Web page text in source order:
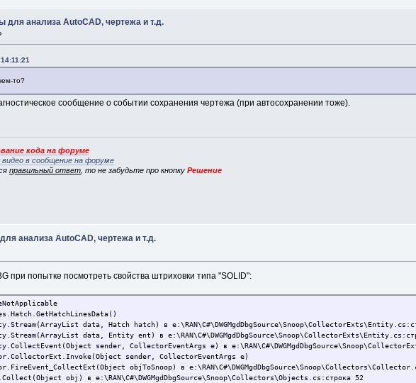
для анализа AutoCAD, чертежа и т.д.
то?
сообщение о событии сохранения чертежа (при автосохранении тоже).
кода на форуме
видео в сообщение на форуме
правильный ответ , то не забудьте про кнопкуРешение
анализа AutoCAD, чертежа и т.д.
при попытке посмотреть свойства штриховки типа "SOLID":
data, Hatch hatch) в
data, Entity ent) в
sender, CollectorEventArgs e) в
sender, CollectorEventArgs e)
objToSnoop) в
obj) в e:\RAN\C#\DWGMgdDbgSource\Snoop\Collectors\Objects.cs:строка 52